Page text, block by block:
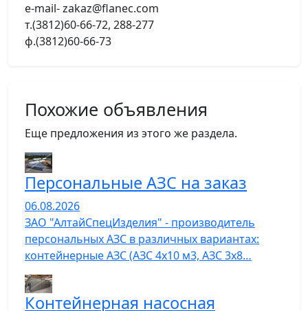
e-mail- zakaz@flaneс.com
т.(3812)60-66-72, 288-277
ф.(3812)60-66-73
Похожие объявления
Еще предложения из этого же раздела.
Персональные АЗС на заказ
06.08.2026
ЗАО "АлтайСпецИзделия" - производитель
персональных АЗС в различных вариантах:
контейнерные АЗС (АЗС 4х10 м3, АЗС 3х8…
Контейнерная насосная